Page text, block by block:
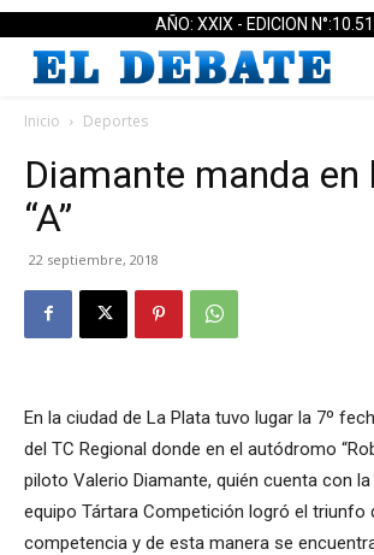
AÑO: XXIX - EDICION
Inicio Deportes
Diamante manda en
“A”
22 septiembre, 2018
En la ciudad de La Plata tuvo lugar la 7º
del TC Regional donde en el autódromo
piloto Valerio Diamante, quién cuenta con
equipo Tártara Competición logró el triunfo
competencia y de esta manera se